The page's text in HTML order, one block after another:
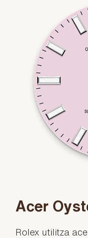
Acer
Rolex utilitza